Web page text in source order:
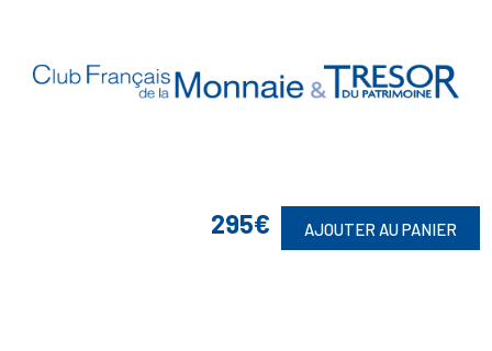
295€ AJOUTER AU PANIER
